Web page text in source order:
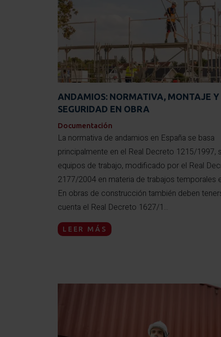
ANDAMIOS: NORMATIVA, MONTAJE Y
SEGURIDAD EN OBRA
Documentación
La normativa de andamios en España se basa
principalmente en el Real Decreto 1215/1997,
equipos de trabajo, modificado por el Real
2177/2004 en materia de trabajos temporales
En obras de construcción también deben
cuenta el Real Decreto 1627/1...
LEER MÁS